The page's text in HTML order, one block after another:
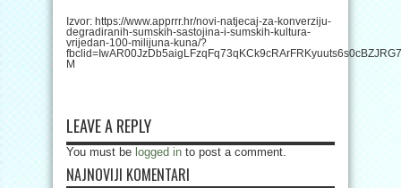
Izvor: https://www.apprrr.hr/novi-natjecaj-za-konverziju-
degradiranih-sumskih-sastojina-i-sumskih-kultura-
vrijedan-100-milijuna-kuna/?
M
LEAVE A REPLY
You must be logged in to post a comment.
NAJNOVIJI KOMENTARI